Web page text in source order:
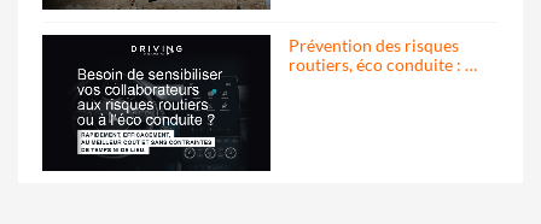
Prévention des risques
routiers, éco conduite : …